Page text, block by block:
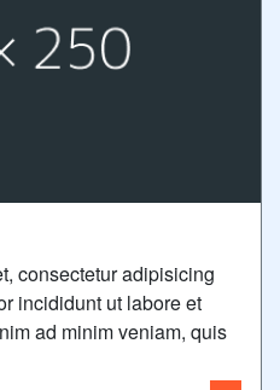
consectetur adipisicing
incididunt ut labore et
ad minim veniam, quis